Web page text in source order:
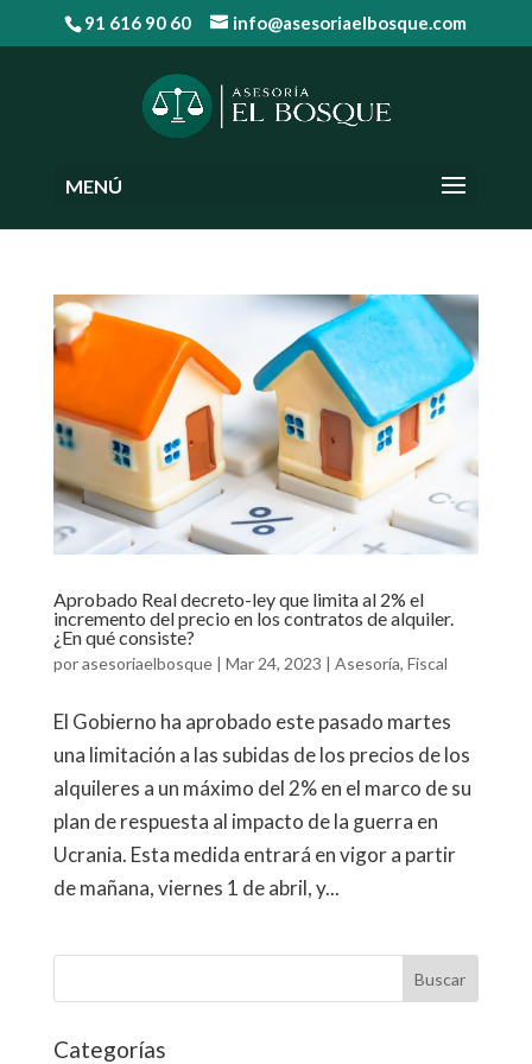
91 616 90 60 info@asesoriaelbosque.com
Aprobado Real decreto-ley que limita al 2% el
incremento del precio en los contratos de alquiler.
¿En qué consiste?
porasesoriaelbosque| Mar 24, 2023 | Asesoría, Fiscal
El Gobierno ha aprobado este pasado martes
una limitación a las subidas de los precios de los
alquileres a un máximo del 2% en el marco de su
plan de respuesta al impacto de la guerra en
Ucrania. Esta medida entrará en vigor a partir
de mañana, viernes 1 de abril, y...
Categorías